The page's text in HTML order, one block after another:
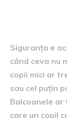
Siguranța e
când ceva nu
copii mici ar
sau cel puțin
Balcoanele
care un copil